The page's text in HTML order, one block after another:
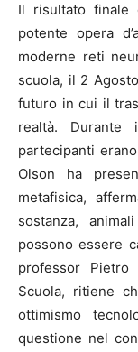
Il risultato finale
potente opera
moderne reti
scuola, il 2
futuro in cui il
realtà.
partecipanti
Olson ha
metafisica,
sostanza,
possono essere
professor
Scuola, ritiene
ottimismo
questione nel